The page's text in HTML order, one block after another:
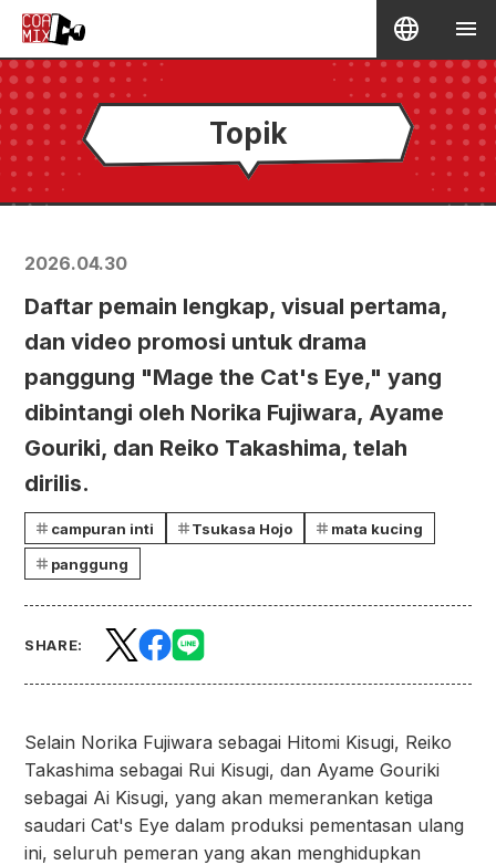
Topik
2026.04.30
Daftar pemain lengkap, visual pertama,
dan video promosi untuk drama
panggung "Mage the Cat's Eye," yang
dibintangi oleh Norika Fujiwara, Ayame
Gouriki, dan Reiko Takashima, telah
dirilis.
campuran inti Tsukasa Hojo
mata kucing
panggung
SHARE:
Selain Norika Fujiwara sebagai Hitomi Kisugi, Reiko
Takashima sebagai Rui Kisugi, dan Ayame Gouriki
sebagai Ai Kisugi, yang akan memerankan ketiga
saudari Cat's Eye dalam produksi pementasan ulang
ini, seluruh pemeran yang akan menghidupkan